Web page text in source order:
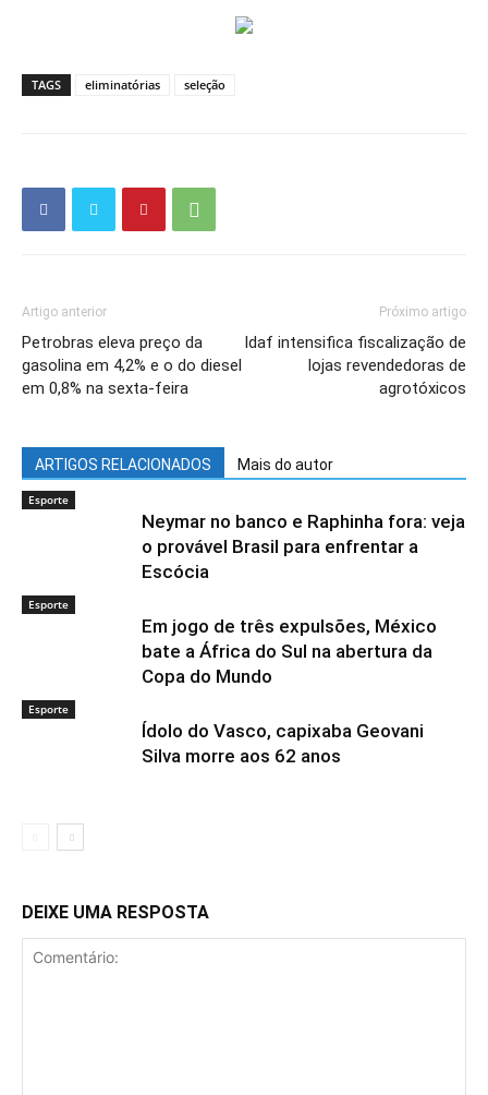
TAGS eliminatórias seleção
Artigo anterior
Petrobras eleva preço da
gasolina em 4,2% e o do diesel
em 0,8% na sexta-feira
Próximo artigo
Idaf intensifica fiscalização de
lojas revendedoras de
agrotóxicos
ARTIGOS RELACIONADOS Mais do autor
Esporte
Neymar no banco e Raphinha fora: veja
o provável Brasil para enfrentar a
Escócia
Esporte
Em jogo de três expulsões, México
bate a África do Sul na abertura da
Copa do Mundo
Esporte
Ídolo do Vasco, capixaba Geovani
Silva morre aos 62 anos
DEIXE UMA RESPOSTA